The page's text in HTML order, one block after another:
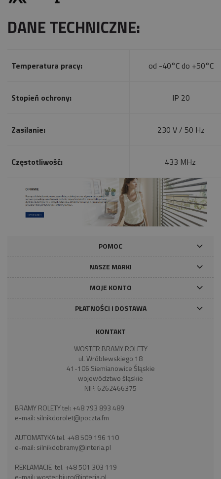
DANE TECHNICZNE:
Temperatura pracy: od -40°C do +50°C
Stopień ochrony: IP 20
Zasilanie: 230 V / 50 Hz
Częstotliwość: 433 MHz
POMOC
NASZE MARKI
MOJE KONTO
PŁATNOŚCI I DOSTAWA
KONTAKT
WOSTER BRAMY ROLETY
ul. Wróblewskiego 18
41-106 Siemianowice Śląskie
województwo śląskie
NIP: 6262466375
BRAMY ROLETY tel: +48 793 893 489
e-mail: silnikdorolet@poczta.fm
AUTOMATYKA tel. +48 509 196 110
e-mail: silnikdobramy@interia.pl
REKLAMACJE tel. +48 501 303 119
e-mail:woster.biuro@interia.pl